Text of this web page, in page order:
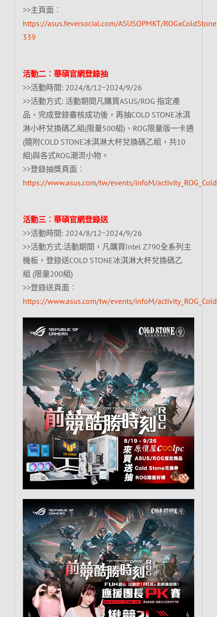
>>主頁面︰
https://asus.feversocial.com/ASUSOPMKT/
339
活動二︰華碩官網登錄抽
>>活動時間: 2024/8/12~2024/9/26
>>活動方式: 活動期間凡購買ASUS/ROG 指定產
品，完成登錄審核成功後，再抽COLD STONE冰淇
淋小杯兌換碼乙組(限量500組)、ROG限量版一卡通
(隨附COLD STONE冰淇淋大杯兌換碼乙組，共10
組)與各式ROG潮流小物。
>>登錄抽獎頁面︰
https://www.asus.com/tw/events/infoM/
活動三︰華碩官網登錄送
>>活動時間: 2024/8/12~2024/9/26
>>活動方式:活動期間，凡購買Intel Z790全系列主
機板，登錄送COLD STONE冰淇淋大杯兌換碼乙
組 (限量200組)
>>登錄送頁面︰
https://www.asus.com/tw/events/infoM/